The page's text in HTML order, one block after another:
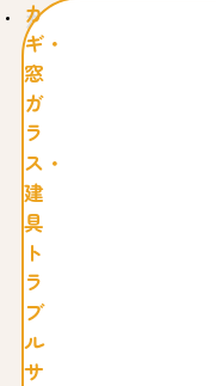
カ
ギ・
窓
ガ
ラ
ス・
建
具
ト
ラ
ブ
ル
サ